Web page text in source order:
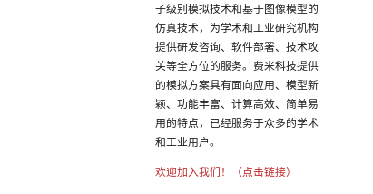
子级别模拟技术和基于图像模型的
仿真技术，为学术和工业研究机构
提供研发咨询、软件部署、技术攻
关等全方位的服务。费米科技提供
的模拟方案具有面向应用、模型新
颖、功能丰富、计算高效、简单易
用的特点，已经服务于众多的学术
和工业用户。
欢迎加入我们！（点击链接）